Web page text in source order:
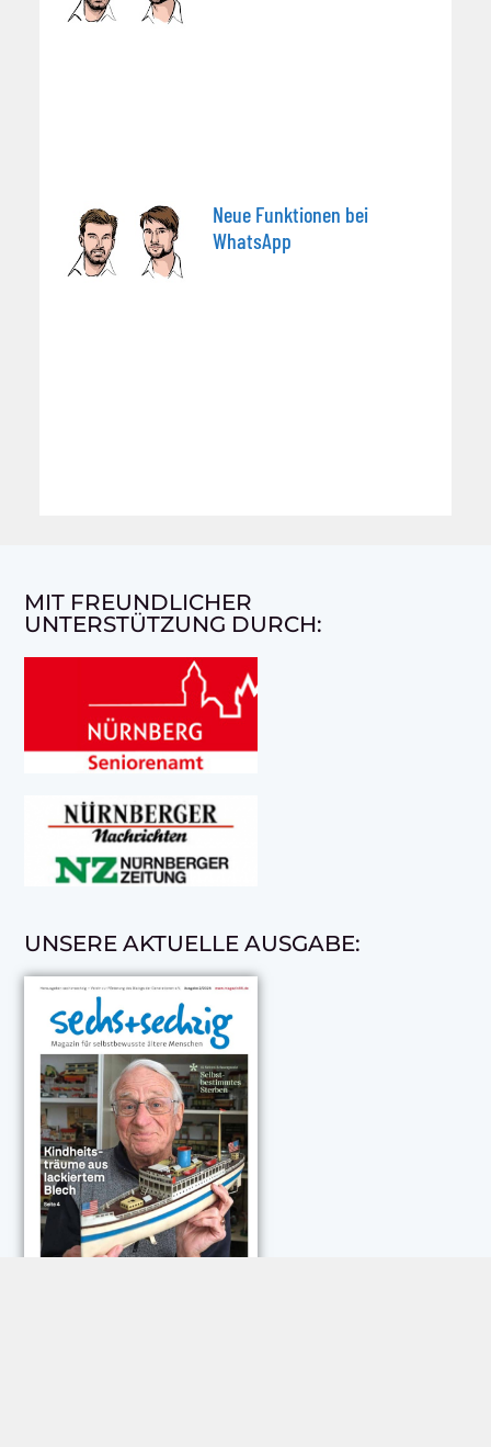
Neue Funktionen bei
WhatsApp
MIT FREUNDLICHER
UNTERSTÜTZUNG DURCH:
UNSERE AKTUELLE AUSGABE: